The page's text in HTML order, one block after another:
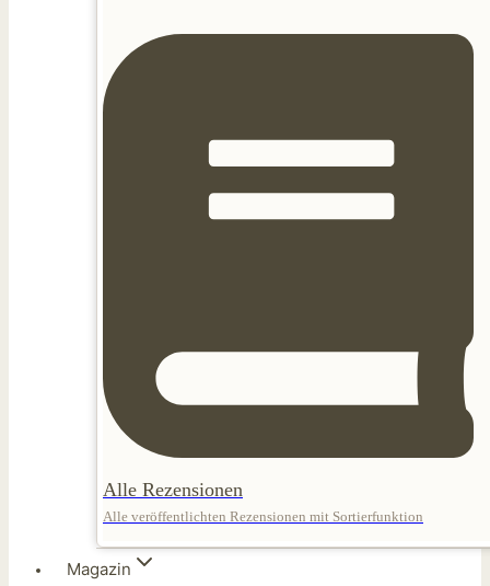
Alle Rezensionen
Alle veröffentlichten Rezensionen mit Sortierfunktion
Magazin